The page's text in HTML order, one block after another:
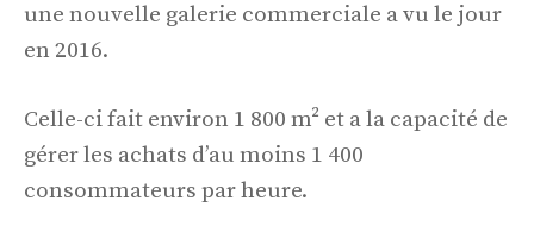
une nouvelle galerie commerciale a vu le jour
en 2016.
Celle-ci fait environ 1 800 m² et a la capacité de
gérer les achats d’au moins 1 400
consommateurs par heure.